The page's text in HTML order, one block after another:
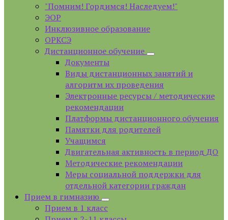
"Помним! Гордимся! Наследуем!"
ЭОР
Инклюзивное образование
ОРКСЭ
Дистанционное обучение
Документы
Виды дистанционных занятий и
алгоритм их проведения
Электронные ресурсы / методические
рекомендации
Платформы дистанционного обучения
Памятки для родителей
Учащимся
Двигательная активность в период ДО
Методические рекомендации
Меры социальной поддержки для
отдельной категории граждан
Прием в гимназию
Прием в 1 класс